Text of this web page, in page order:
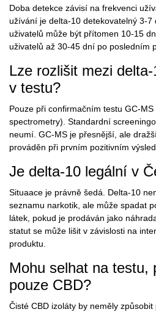
Doba detekce závisí na frekvenci
užívání je delta-10 detekovatelný 3-7
uživatelů může být přítomen 10-15
uživatelů až 30-45 dní po posledním
Lze rozlišit mezi
v testu?
Pouze při confirmačním testu GC-
spectrometry). Standardní
neumí. GC-MS je přesnější, ale
prováděn při prvním pozitivním
Je delta-10 legální v
Situaace je právně šedá. Delta-10
seznamu narkotik, ale může spadat
látek, pokud je prodáván jako
statut se může lišit v závislosti na
produktu.
Mohu selhat na testu,
pouze CBD?
Čisté CBD izoláty by neměly